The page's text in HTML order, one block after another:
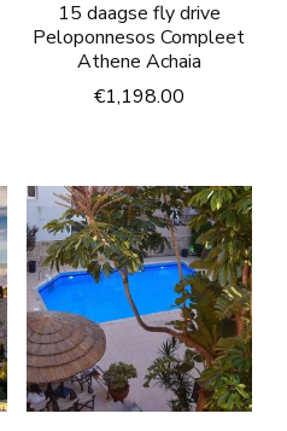
15 daagse fly drive
Peloponnesos Compleet
Athene Achaia
€1,198.00